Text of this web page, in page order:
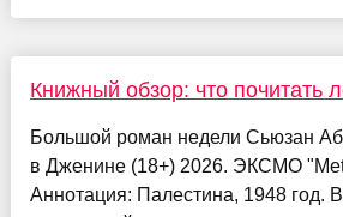
Книжный обзор: что почитать
Большой роман недели Сьюзан
в Дженине (18+) 2026. ЭКСМО
Аннотация: Палестина, 1948 год.